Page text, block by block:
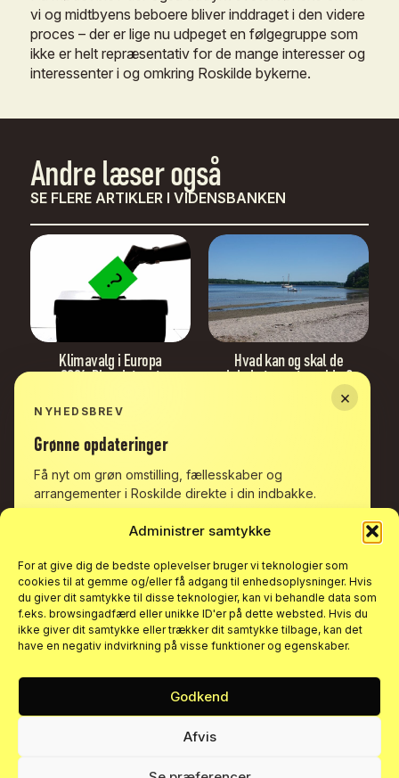
Administrer samtykke
For at give dig de bedste oplevelser bruger vi teknologier som
cookies til at gemme og/eller få adgang til enhedsoplysninger. Hvis
du giver dit samtykke til disse teknologier, kan vi behandle data som
f.eks. browsingadfærd eller unikke ID'er på dette websted. Hvis du
ikke giver dit samtykke eller trækker dit samtykke tilbage, kan det
have en negativ indvirkning på visse funktioner og egenskaber.
Godkend
Afvis
vi og midtbyens beboere bliver inddraget i den videre
proces – der er lige nu udpeget en følgegruppe som
ikke er helt repræsentativ for de mange interesser og
interessenter i og omkring Roskilde bykerne.
Andrelæserogså
SE FLERE ARTIKLER I VIDENSBANKEN
KlimavalgiEuropa
2024:Blevdetsort
Hvadkanogskalde
lokaletreparts-guider?
bøfferog
forskel?
Blog: Hvadskaldet
nytte?
×
NYHEDSBREV
Grønneopdateringer
Få nyt om grøn omstilling, fællesskaber og
arrangementer i Roskilde direkte i din indbakke.
Tilmeld dig
Ved at tilmelde dig accepterer du vores